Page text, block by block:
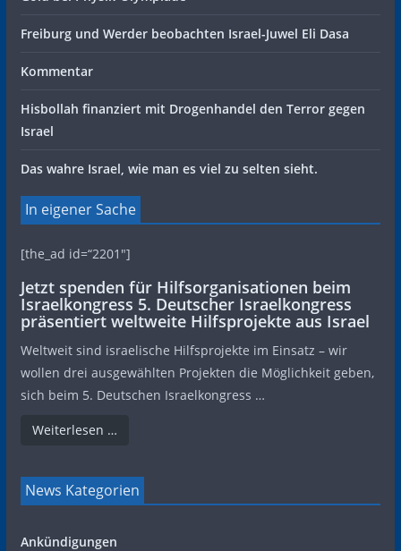
Freiburg und Werder beobachten Israel-Juwel Eli Dasa
Kommentar
Hisbollah finanziert mit Drogenhandel den Terror gegen
Israel
Das wahre Israel, wie man es viel zu selten sieht.
In eigener Sache
[the_ad id=“2201″]
Jetzt spenden für Hilfsorganisationen beim
Israelkongress 5. Deutscher Israelkongress
präsentiert weltweite Hilfsprojekte aus Israel
Weltweit sind israelische Hilfsprojekte im Einsatz – wir
wollen drei ausgewählten Projekten die Möglichkeit geben,
sich beim 5. Deutschen Israelkongress …
Weiterlesen …
News Kategorien
Ankündigungen